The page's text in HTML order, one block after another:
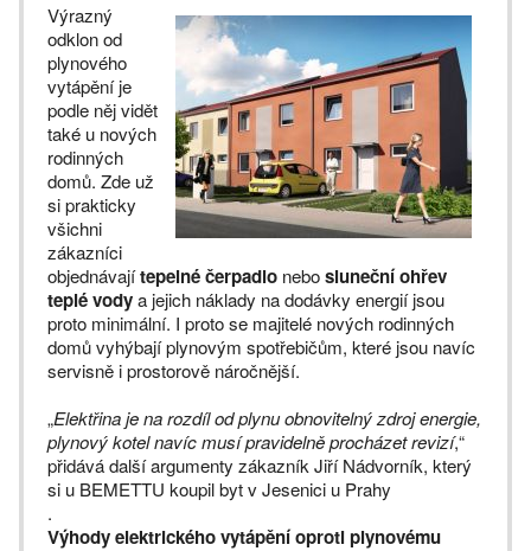
Výrazný
odklon od
plynového
vytápění je
podle něj vidět
také u nových
rodinných
domů. Zde už
si prakticky
všichni
zákazníci
objednávajítepelné čerpadlo nebosluneční ohřev
teplé vodya jejich náklady na dodávky energií jsou
proto minimální. I proto se majitelé nových rodinných
domů vyhýbají plynovým spotřebičům, které jsou navíc
servisně i prostorově náročnější.
„Elektřina je na rozdíl od plynu obnovitelný zdroj energie,
plynový kotel navíc musí pravidelně procházet revizí,“
přidává další argumenty zákazník Jiří Nádvorník, který
si u BEMETTU koupil byt v Jesenici u Prahy
.
Výhody elektrického vytápění oproti plynovému